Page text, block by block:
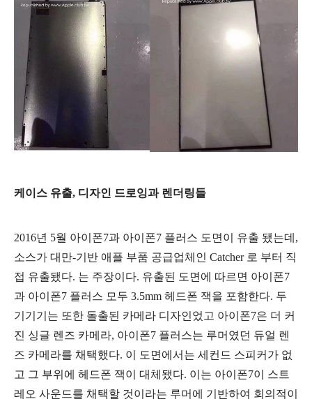
케이스 유출, 디자인 드로잉과 렌더링들
2016년 5월 아이폰7과 아이폰7 플러스 도면이 유출 됐는데,
소스가 대만-기반 애플 부품 공급업체인 Catcher 로 부터 직
접 유출됐다. 는 주장이다. 유출된 도면에 따르면 아이폰7
과 아이폰7 플러스 모두 3.5mm 헤드폰 잭을 포함한다. 두
기기기는 또한 돌출된 카메라 디자인었고 아이폰7은 더 커
진 싱글 렌즈 카메라, 아이폰7 플러스는 루머였던 듀얼 렌
즈 카메라를 채택했다. 이 도면에서는 세컨드 스피커가 없
고 그 부위에 헤드폰 잭이 대체됐다. 이는 아이폰7이 스트
레오 사운드를 채택할 것이라는 루머에 기반하여 회의적이